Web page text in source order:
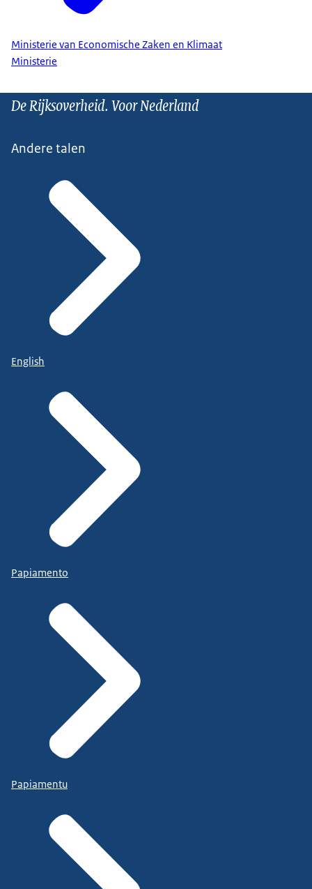
Ministerie van Economische Zaken en Klimaat
Ministerie
De Rijksoverheid. Voor Nederland
Andere talen
English
Papiamento
Papiamentu